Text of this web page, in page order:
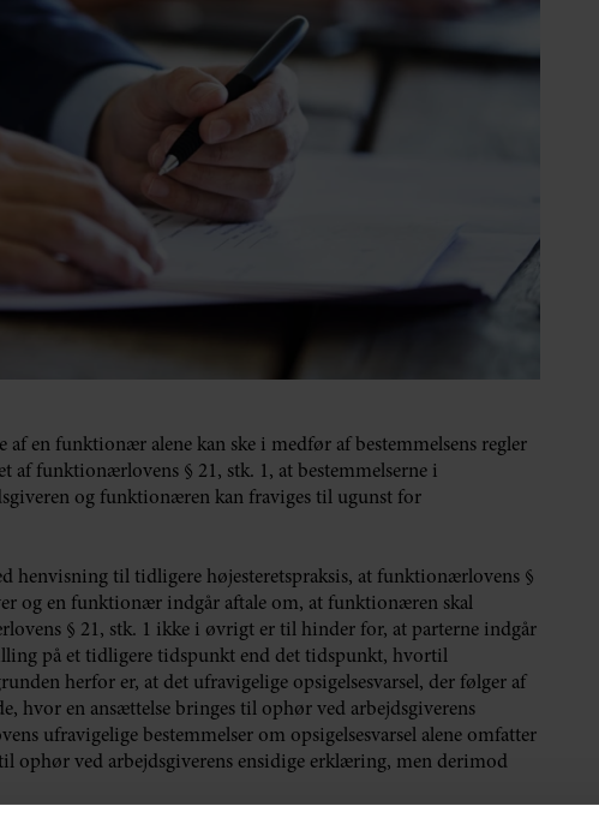
en funktionær alene kan ske i medfør af bestemmelsens regler
af funktionærlovens § 21, stk. 1, at bestemmelserne i
og funktionæren kan fraviges til ugunst for
henvisning til tidligere højesteretspraksis, at funktionærlovens §
og en funktionær indgår aftale om, at funktionæren skal
§ 21, stk. 1 ikke i øvrigt er til hinder for, at parterne indgår
på et tidligere tidspunkt end det tidspunkt, hvortil
herfor er, at det ufravigelige opsigelsesvarsel, der følger af
hvor en ansættelse bringes til ophør ved arbejdsgiverens
ufravigelige bestemmelser om opsigelsesvarsel alene omfatter
ophør ved arbejdsgiverens ensidige erklæring, men derimod